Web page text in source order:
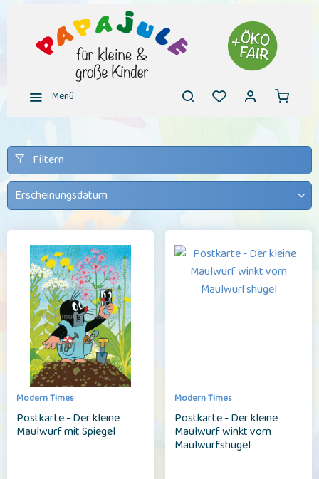
Menü
Filtern
Modern Times
Postkarte - Der kleine
Maulwurf mit Spiegel
Modern Times
Postkarte - Der kleine
Maulwurf winkt vom
Maulwurfshügel